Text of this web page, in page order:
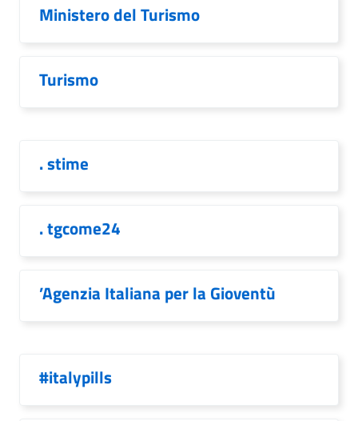
Ministero del Turismo
Turismo
. stime
. tgcome24
’Agenzia Italiana per la Gioventù
#italypills